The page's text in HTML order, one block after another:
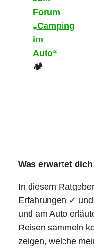
Forum
„Camping
im
Auto“
🏕️
Was erwartet
In diesem
Erfahrungen ✓
und am Auto
Reisen sammeln
zeigen, welche